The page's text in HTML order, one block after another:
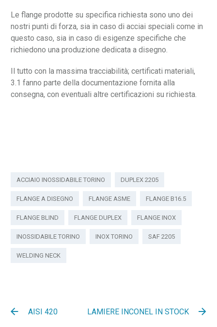
Le flange prodotte su specifica richiesta sono uno dei
nostri punti di forza, sia in caso di acciai speciali come in
questo caso, sia in caso di esigenze specifiche che
richiedono una produzione dedicata a disegno.
Il tutto con la massima tracciabilità; certificati materiali,
3.1 fanno parte della documentazione fornita alla
consegna, con eventuali altre certificazioni su richiesta.
ACCIAIO INOSSIDABILE TORINO DUPLEX 2205
FLANGE A DISEGNO FLANGE ASME FLANGE B16.5
FLANGE BLIND FLANGE DUPLEX FLANGE INOX
INOSSIDABILE TORINO INOX TORINO SAF 2205
WELDING NECK
AISI 420 LAMIERE INCONEL IN STOCK